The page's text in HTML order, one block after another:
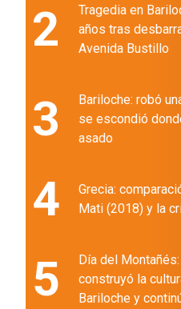
2
Tragedia en
años tras
Avenida Bustillo
3
Bariloche: robó
se escondió
asado
4
Grecia:
Mati (2018) y la
5
Día del
construyó la
Bariloche y